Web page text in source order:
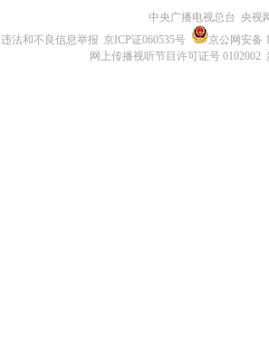
中央广播电视总台 央视
违法和不良信息举报 京ICP证060535号
京公网安备
网上传播视听节目许可证号 0102002